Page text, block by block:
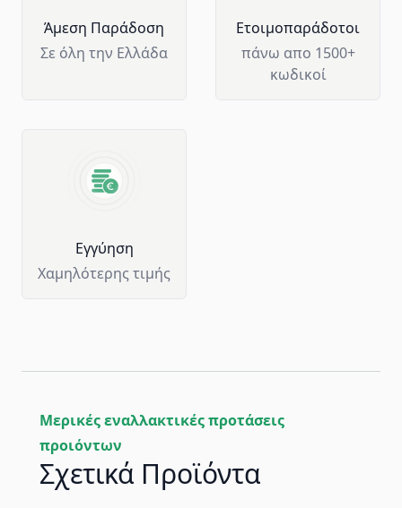
Άμεση Παράδοση
Σε όλη την Ελλάδα
Ετοιμοπαράδοτοι
πάνω απο 1500+
κωδικοί
Eγγύηση
Χαμηλότερης τιμής
Μερικές εναλλακτικές προτάσεις
προιόντων
Σχετικά Προϊόντα